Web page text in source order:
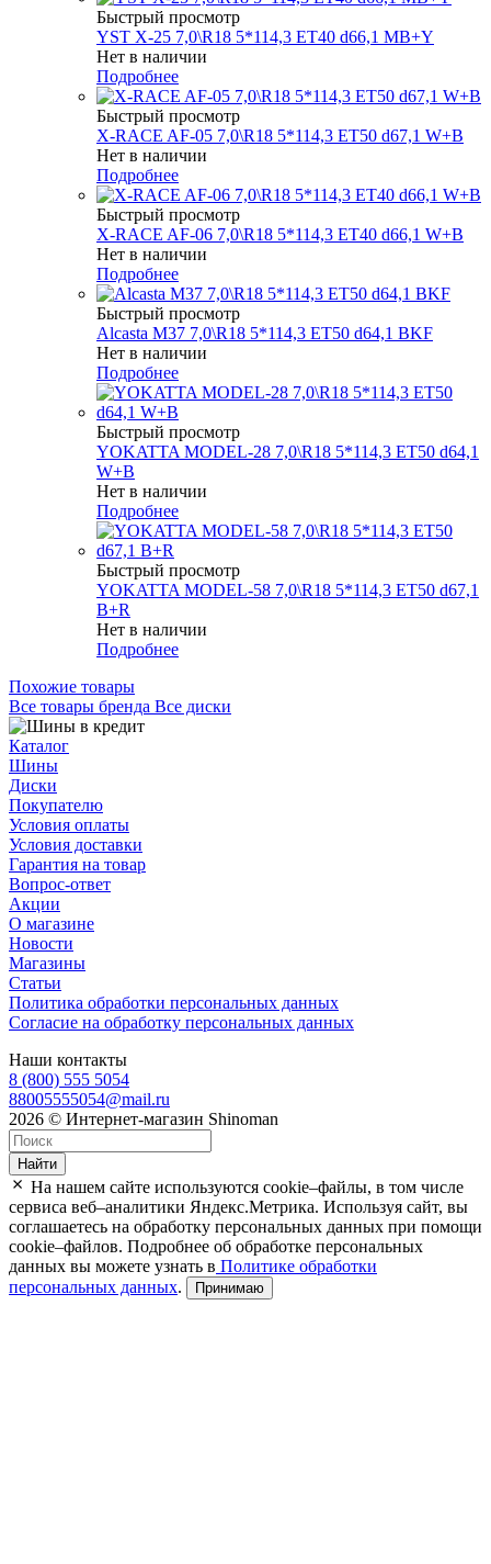
Быстрый просмотр
YST X-25 7,0\R18 5*114,3 ET40 d66,1 MB+Y
Нет в наличии
Подробнее
Быстрый просмотр
X-RACE AF-05 7,0\R18 5*114,3 ET50 d67,1 W+B
Нет в наличии
Подробнее
Быстрый просмотр
X-RACE AF-06 7,0\R18 5*114,3 ET40 d66,1 W+B
Нет в наличии
Подробнее
Быстрый просмотр
Alcasta M37 7,0\R18 5*114,3 ET50 d64,1 BKF
Нет в наличии
Подробнее
Быстрый просмотр
YOKATTA MODEL-28 7,0\R18 5*114,3 ET50 d64,1
W+B
Нет в наличии
Подробнее
Быстрый просмотр
YOKATTA MODEL-58 7,0\R18 5*114,3 ET50 d67,1
B+R
Нет в наличии
Подробнее
Похожие товары
Все товары бренда Все диски
Каталог
Шины
Диски
Покупателю
Условия оплаты
Условия доставки
Гарантия на товар
Вопрос-ответ
Акции
О магазине
Новости
Магазины
Статьи
Политика обработки персональных данных
Согласие на обработку персональных данных
Наши контакты
8 (800) 555 5054
88005555054@mail.ru
2026 © Интернет-магазин Shinoman
Найти
На нашем сайте используются cookie–файлы, в том числе
сервиса веб–аналитики Яндекс.Метрика. Используя сайт, вы
соглашаетесь на обработку персональных данных при помощи
cookie–файлов. Подробнее об обработке персональных
данных вы можете узнать в Политике обработки
персональных данных. Принимаю